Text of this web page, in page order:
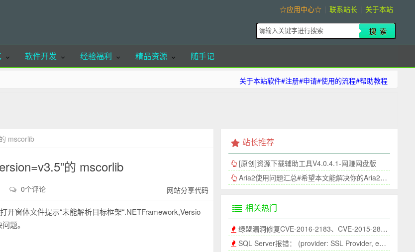
☆应用中心☆ 联系站长 关于本站
软件开发 经验福利 精品资源 随手记
关于本站软件#注册#申请#使用的流程#帮助教程
mscorlib
的 mscorlib
0个评论 网站分享代码
开窗体文件提示“未能解析目标框架“.NETFramework,Versio
题。
站长推荐
[原创]资源下载辅助工具V4.0.4.1-网赚网盘版
Aria2使用问题汇总#希望本文能解决你的Aria2连接问题
相关热门
绿盟漏洞修复CVE-2016-2183、CVE-2015-2808和CVE-2013-2566漏洞
SQL Server报错： (provider: SSL Provider, error: 0)因为算法不同，客户端和服务器无法通信